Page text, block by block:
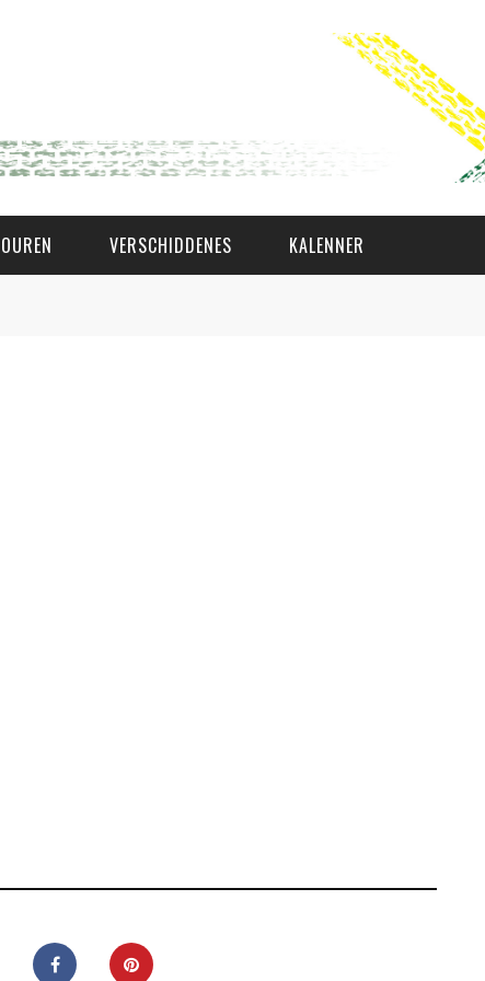
VERSCHIDDENES KALENNER